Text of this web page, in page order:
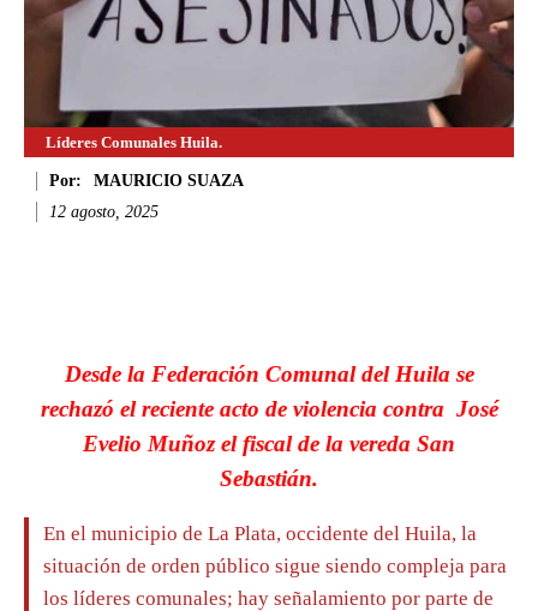
Líderes Comunales Huila.
Por:
MAURICIO SUAZA
12 agosto, 2025
Desde la Federación Comunal del Huila se
rechazó el reciente acto de violencia contra José
Evelio Muñoz el fiscal de la vereda San
Sebastián.
En el municipio de La Plata, occidente del Huila, la
situación de orden público sigue siendo compleja para
los líderes comunales; hay señalamiento por parte de